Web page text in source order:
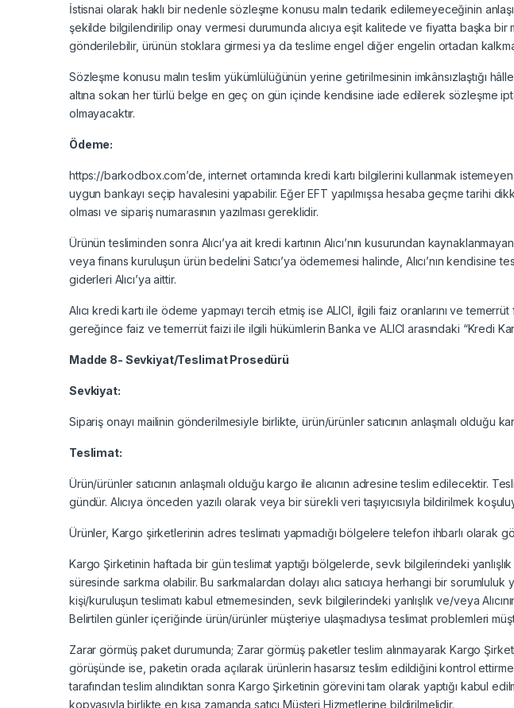
İstisnai olarak haklı bir nedenle sözleşme konusu malın tedarik edilemeyeceğinin
şekilde bilgilendirilip onay vermesi durumunda alıcıya eşit kalitede ve fiyatta başka
gönderilebilir, ürünün stoklara girmesi ya da teslime engel diğer engelin ortadan
Sözleşme konusu malın teslim yükümlülüğünün yerine getirilmesinin imkânsızlaştığı
altına sokan her türlü belge en geç on gün içinde kendisine iade edilerek sözleşme
olmayacaktır.
Ödeme:
https://barkodbox.com’de, internet ortamında kredi kartı bilgilerini kullanmak
uygun bankayı seçip havalesini yapabilir. Eğer EFT yapılmışsa hesaba geçme tarihi
olması ve sipariş numarasının yazılması gereklidir.
Ürünün tesliminden sonra Alıcı’ya ait kredi kartının Alıcı’nın kusurundan
veya finans kuruluşun ürün bedelini Satıcı’ya ödememesi halinde, Alıcı’nın
giderleri Alıcı’ya aittir.
Alıcı kredi kartı ile ödeme yapmayı tercih etmiş ise ALICI, ilgili faiz oranlarını ve
gereğince faiz ve temerrüt faizi ile ilgili hükümlerin Banka ve ALICI arasındaki “Kredi
Madde 8- Sevkiyat/Teslimat Prosedürü
Sevkiyat:
Sipariş onayı mailinin gönderilmesiyle birlikte, ürün/ürünler satıcının anlaşmalı olduğu
Teslimat:
Ürün/ürünler satıcının anlaşmalı olduğu kargo ile alıcının adresine teslim edilecektir.
gündür. Alıcıya önceden yazılı olarak veya bir sürekli veri taşıyıcısıyla bildirilmek
Ürünler, Kargo şirketlerinin adres teslimatı yapmadığı bölgelere telefon ihbarlı olarak
Kargo Şirketinin haftada bir gün teslimat yaptığı bölgelerde, sevk bilgilerindeki
süresinde sarkma olabilir. Bu sarkmalardan dolayı alıcı satıcıya herhangi bir
kişi/kuruluşun teslimatı kabul etmemesinden, sevk bilgilerindeki yanlışlık ve/veya
Belirtilen günler içeriğinde ürün/ürünler müşteriye ulaşmadıysa teslimat problemleri
Zarar görmüş paket durumunda; Zarar görmüş paketler teslim alınmayarak Kargo
görüşünde ise, paketin orada açılarak ürünlerin hasarsız teslim edildiğini kontrol
tarafından teslim alındıktan sonra Kargo Şirketinin görevini tam olarak yaptığı kabul
kopyasıyla birlikte en kısa zamanda satıcı Müşteri Hizmetlerine bildirilmelidir.